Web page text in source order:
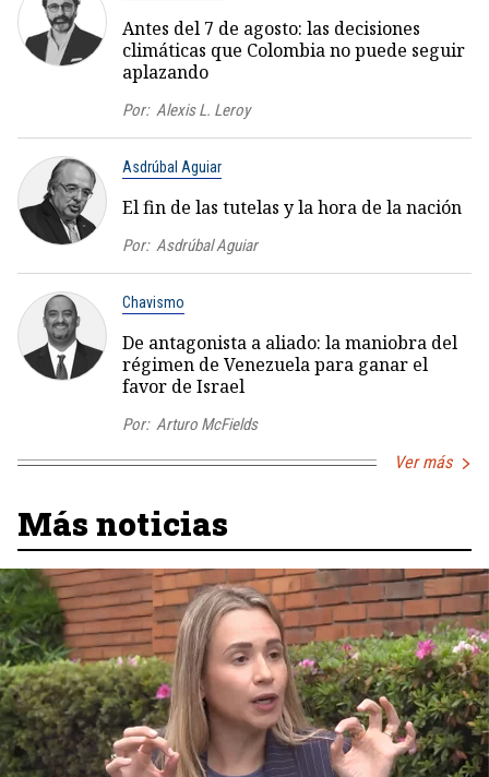
Antes del 7 de agosto: las decisiones
climáticas que Colombia no puede seguir
aplazando
Por: Alexis L. Leroy
Asdrúbal Aguiar
El fin de las tutelas y la hora de la nación
Por: Asdrúbal Aguiar
Chavismo
De antagonista a aliado: la maniobra del
régimen de Venezuela para ganar el
favor de Israel
Por: Arturo McFields
Ver más
Más noticias